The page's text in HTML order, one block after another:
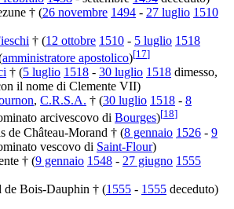
† (26 novembre 1494 - 27 luglio 1510
† (12 ottobre 1510 - 5 luglio 1518
amministratore apostolico)[17]
† (5 luglio 1518 - 30 luglio 1518 dimesso,
il nome di Clemente VII)
, C.R.S.A. † (30 luglio 1518 - 8
arcivescovo di Bourges)[18]
de Château-Morand † (8 gennaio 1526 - 9
vescovo di Saint-Flour)
† (9 gennaio 1548 - 27 giugno 1555
de Bois-Dauphin † (1555 - 1555 deceduto)